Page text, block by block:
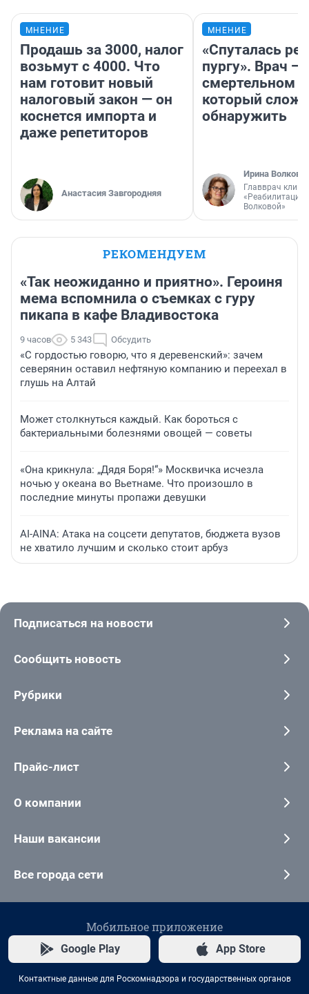
МНЕНИЕ
Продашь за 3000, налог
возьмут с 4000. Что
нам готовит новый
налоговый закон — он
коснется импорта и
даже репетиторов
Анастасия Завгородняя
МНЕНИЕ
«Спуталась
пургу». Врач —
смертельном
который
обнаружить
Ирина Волкова
Главврач
«Реабилитация
Волковой»
РЕКОМЕНДУЕМ
«Так неожиданно и приятно». Героиня
мема вспомнила о съемках с гуру
пикапа в кафе Владивостока
9 часов 5 343 Обсудить
«С гордостью говорю, что я деревенский»: зачем
северянин оставил нефтяную компанию и переехал в
глушь на Алтай
Может столкнуться каждый. Как бороться с
бактериальными болезнями овощей — советы
«Она крикнула: „Дядя Боря!“» Москвичка исчезла
ночью у океана во Вьетнаме. Что произошло в
последние минуты пропажи девушки
AI-AINA: Атака на соцсети депутатов, бюджета вузов
не хватило лучшим и сколько стоит арбуз
Подписаться на новости
Сообщить новость
Рубрики
Реклама на сайте
Прайс-лист
О компании
Наши вакансии
Все города сети
Мобильное приложение
Google Play App Store
Контактные данные для Роскомнадзора и государственных органов